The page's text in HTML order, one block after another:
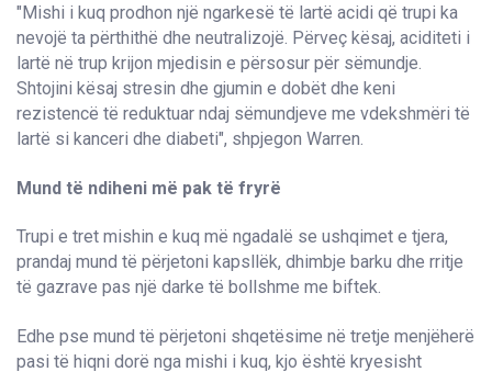
"Mishi i kuq prodhon një ngarkesë të lartë acidi që trupi ka
nevojë ta përthithë dhe neutralizojë. Përveç kësaj, aciditeti i
lartë në trup krijon mjedisin e përsosur për sëmundje.
Shtojini kësaj stresin dhe gjumin e dobët dhe keni
rezistencë të reduktuar ndaj sëmundjeve me vdekshmëri të
lartë si kanceri dhe diabeti", shpjegon Warren.
Mund të ndiheni më pak të fryrë
Trupi e tret mishin e kuq më ngadalë se ushqimet e tjera,
prandaj mund të përjetoni kapsllëk, dhimbje barku dhe rritje
të gazrave pas një darke të bollshme me biftek.
Edhe pse mund të përjetoni shqetësime në tretje menjëherë
pasi të hiqni dorë nga mishi i kuq, kjo është kryesisht